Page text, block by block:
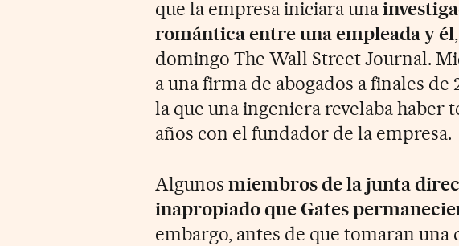
que la empresa iniciara una
romántica entre una empleada y él
domingo The Wall Street Journal.
a una firma de abogados a finales de
la que una ingeniera revelaba haber
años con el fundador de la empresa.
Algunosmiembros de la junta
inapropiado que Gates
embargo, antes de que tomaran una